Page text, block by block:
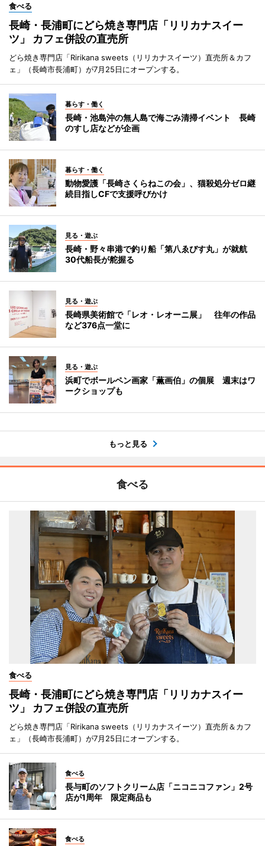
食べる
長崎・長浦町にどら焼き専門店「リリカナスイー
ツ」 カフェ併設の直売所
どら焼き専門店「Ririkana sweets（リリカナスイーツ）直売所＆カフ
ェ」（長崎市長浦町）が7月25日にオープンする。
暮らす・働く
長崎・池島沖の無人島で海ごみ清掃イベント 長崎
のすし店などが企画
暮らす・働く
動物愛護「長崎さくらねこの会」、猫殺処分ゼロ継
続目指しCFで支援呼びかけ
見る・遊ぶ
長崎・野々串港で釣り船「第八ゑびす丸」が就航
30代船長が舵握る
見る・遊ぶ
長崎県美術館で「レオ・レオーニ展」 往年の作品
など376点一堂に
見る・遊ぶ
浜町でボールペン画家「薫画伯」の個展 週末はワ
ークショップも
もっと見る
食べる
食べる
長崎・長浦町にどら焼き専門店「リリカナスイー
ツ」 カフェ併設の直売所
どら焼き専門店「Ririkana sweets（リリカナスイーツ）直売所＆カフ
ェ」（長崎市長浦町）が7月25日にオープンする。
食べる
長与町のソフトクリーム店「ニコニコファン」2号
店が1周年 限定商品も
食べる